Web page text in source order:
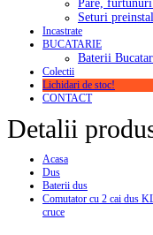
Pare,
Seturi
Incastrate
BUCATARIE
Baterii
Colectii
Lichidari de stoc!
CONTACT
Detalii
Acasa
Dus
Baterii dus
Comutator cu 2 cai dus
cruce